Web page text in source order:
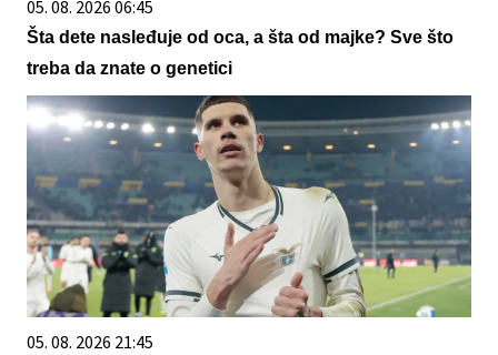
05. 08. 2026 06:45
Šta dete nasleđuje od oca, a šta od majke? Sve što
treba da znate o genetici
05. 08. 2026 21:45